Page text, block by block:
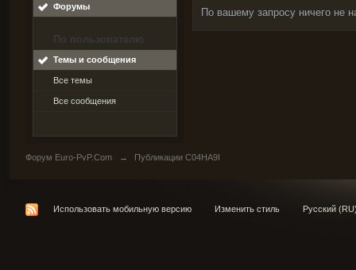
Форумы
По пользователю
Темы и сообщения
Все темы
Все сообщения
По вашему запросу ничего не
Форум Euro-PvP.Com → Публикации C04HA9I
Использовать мобильную версию Изменить стиль Русский